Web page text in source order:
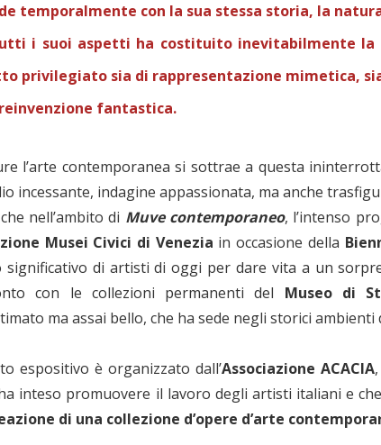
temporalmente con la sua stessa storia, la
i suoi aspetti ha costituito inevitabilmente la
privilegiato sia di rappresentazione mimetica,
fantastica.
l’arte contemporanea si sottrae a questa
incessante, indagine appassionata, ma anche
nell’ambito di Muve contemporaneo, l’intenso
Musei Civici di Venezia in occasione della
significativo di artisti di oggi per dare vita a un
con le collezioni permanenti del Museo di
ma assai bello, che ha sede negli storici ambienti
espositivo è organizzato dall’Associazione ACACIA
inteso promuovere il lavoro degli artisti italiani e
di una collezione d’opere d’arte